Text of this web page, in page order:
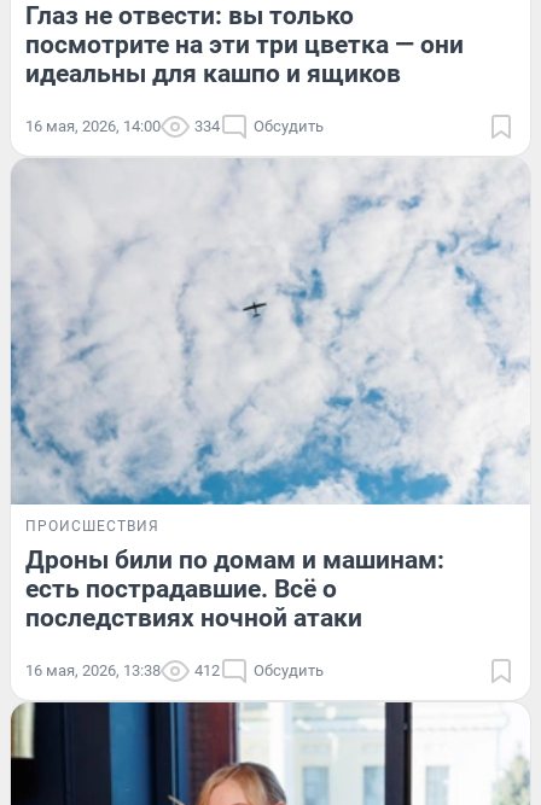
Глаз не отвести: вы только
посмотрите на эти три цветка — они
идеальны для кашпо и ящиков
16 мая, 2026, 14:00 334 Обсудить
ПРОИСШЕСТВИЯ
Дроны били по домам и машинам:
есть пострадавшие. Всё о
последствиях ночной атаки
16 мая, 2026, 13:38 412 Обсудить